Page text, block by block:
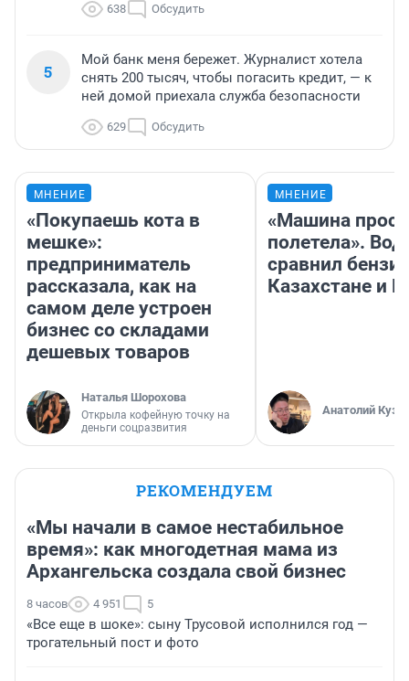
638 Обсудить
5
Мой банк меня бережет. Журналист хотела
снять 200 тысяч, чтобы погасить кредит, — к
ней домой приехала служба безопасности
629 Обсудить
МНЕНИЕ
«Покупаешь кота в
мешке»:
предприниматель
рассказала, как на
самом деле устроен
бизнес со складами
дешевых товаров
Наталья Шорохова
Открыла кофейную точку на
деньги соцразвития
МНЕНИЕ
«Машина
полетела».
сравнил
Казахстане и
Анатолий
РЕКОМЕНДУЕМ
«Мы начали в самое нестабильное
время»: как многодетная мама из
Архангельска создала свой бизнес
8 часов 4 951 5
«Все еще в шоке»: сыну Трусовой исполнился год —
трогательный пост и фото